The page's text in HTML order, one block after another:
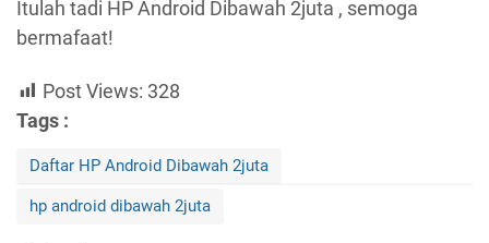
Itulah tadi HP Android Dibawah 2juta , semoga
bermafaat!
Post Views: 328
Tags :
Daftar HP Android Dibawah 2juta
hp android dibawah 2juta